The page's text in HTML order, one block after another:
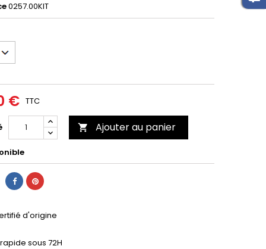
0257.00KIT
€ TTC
 Ajouter au panier
d'origine
sous 72H